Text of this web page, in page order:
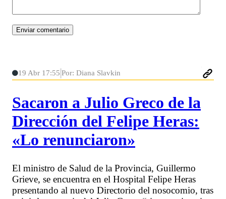
19 Abr 17:55 Por: Diana Slavkin
Sacaron a Julio Greco de la
Dirección del Felipe Heras:
«Lo renunciaron»
El ministro de Salud de la Provincia, Guillermo
Grieve, se encuentra en el Hospital Felipe Heras
presentando al nuevo Directorio del nosocomio, tras